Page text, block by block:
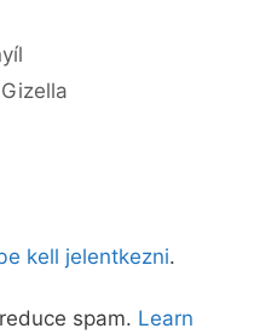
kell jelentkezni.
spam. Learn